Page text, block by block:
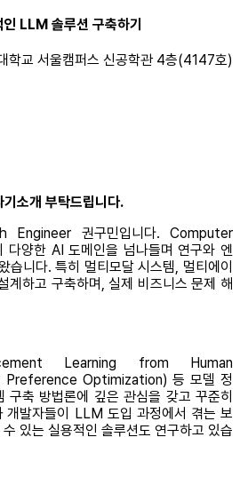
LLM 솔루션 구축하기
학교 서울캠퍼스 신공학관 4층(4147호)
소개 부탁드립니다.
Engineer 권구민입니다. Computer
양한 AI 도메인을 넘나들며 연구와 엔
습니다. 특히 멀티모달 시스템, 멀티에이
계하고 구축하며, 실제 비즈니스 문제 해
Learning from Human
Optimization) 등 모델 정
구축 방법론에 깊은 관심을 갖고 꾸준히
개발자들이 LLM 도입 과정에서 겪는 보
있는 실용적인 솔루션도 연구하고 있습